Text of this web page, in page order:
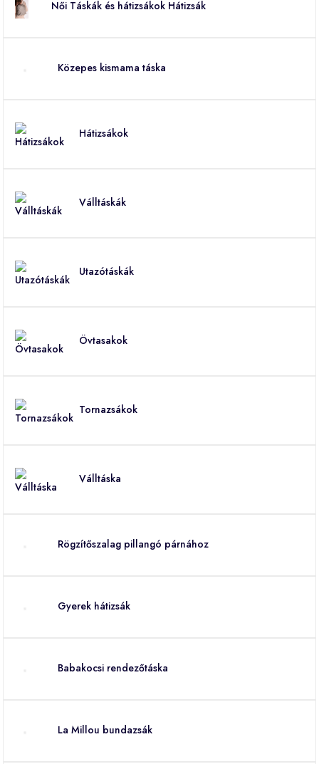
Női Táskák és hátizsákok Hátizsák
Közepes kismama táska
Hátizsákok
Válltáskák
Utazótáskák
Övtasakok
Tornazsákok
Válltáska
Rögzítőszalag pillangó párnához
Gyerek hátizsák
Babakocsi rendezőtáska
La Millou bundazsák